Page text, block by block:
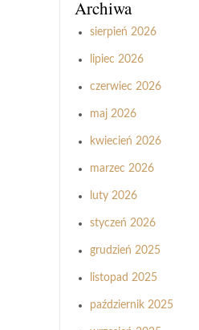
Archiwa
sierpień 2026
lipiec 2026
czerwiec 2026
maj 2026
kwiecień 2026
marzec 2026
luty 2026
styczeń 2026
grudzień 2025
listopad 2025
październik 2025